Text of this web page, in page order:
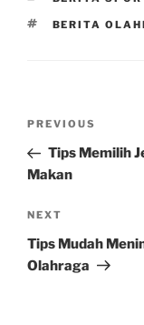
TAGS
BERITA
Previous
Post
PREVIOUS
Tips Memilih
Makan
Next
Post
NEXT
Tips Mudah
Olahraga